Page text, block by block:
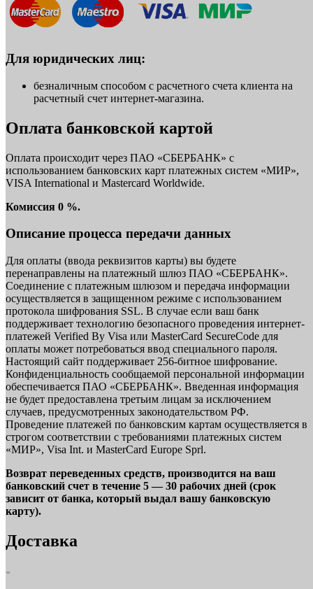
Для юридических лиц:
безналичным способом с расчетного счета клиента на
расчетный счет интернет-магазина.
Оплата банковской картой
Оплата происходит через ПАО «СБЕРБАНК» с
использованием банковских карт платежных систем «МИР»,
VISA International и Mastercard Worldwide.
Комиссия 0 %.
Описание процесса передачи данных
Для оплаты (ввода реквизитов карты) вы будете
перенаправлены на платежный шлюз ПАО «СБЕРБАНК».
Соединение с платежным шлюзом и передача информации
осуществляется в защищенном режиме с использованием
протокола шифрования SSL. В случае если ваш банк
поддерживает технологию безопасного проведения интернет-
платежей Verified By Visa или MasterCard SecureCode для
оплаты может потребоваться ввод специального пароля.
Настоящий сайт поддерживает 256-битное шифрование.
Конфиденциальность сообщаемой персональной информации
обеспечивается ПАО «СБЕРБАНК». Введенная информация
не будет предоставлена третьим лицам за исключением
случаев, предусмотренных законодательством РФ.
Проведение платежей по банковским картам осуществляется в
строгом соответствии с требованиями платежных систем
«МИР», Visa Int. и MasterCard Europe Sprl.
Возврат переведенных средств, производится на ваш
банковский счет в течение 5 — 30 рабочих дней (срок
зависит от банка, который выдал вашу банковскую
карту).
Доставка